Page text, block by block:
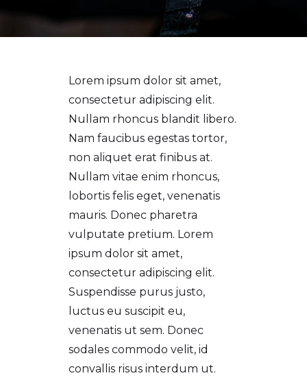
Lorem ipsum dolor sit amet,
consectetur adipiscing elit.
Nullam rhoncus blandit libero.
Nam faucibus egestas tortor,
non aliquet erat finibus at.
Nullam vitae enim rhoncus,
lobortis felis eget, venenatis
mauris. Donec pharetra
vulputate pretium. Lorem
ipsum dolor sit amet,
consectetur adipiscing elit.
Suspendisse purus justo,
luctus eu suscipit eu,
venenatis ut sem. Donec
sodales commodo velit, id
convallis risus interdum ut.